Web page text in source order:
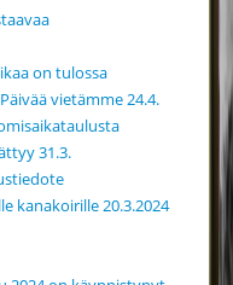
on tulossa
vietämme 24.4.
31.3.
kanakoirille 20.3.2024